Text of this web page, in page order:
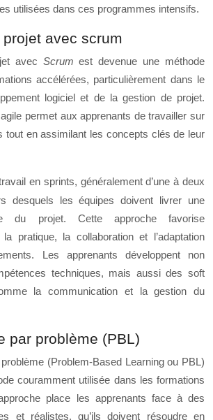
utilisées dans ces programmes intensifs.
avec scrum
avec Scrumest devenue une méthode
accélérées, particulièrement dans le
logiciel et de la gestion de projet.
permet aux apprenants de travailler sur
tout en assimilant les concepts clés de leur
en sprints, généralement d’une à deux
desquels les équipes doivent livrer une
du projet. Cette approche favorise
la pratique, la collaboration et l’adaptation
Les apprenants développent non
techniques, mais aussi des soft
la communication et la gestion du
par problème (PBL)
problème (Problem-Based Learning ou PBL)
couramment utilisée dans les formations
place les apprenants face à des
et réalistes, qu’ils doivent résoudre en